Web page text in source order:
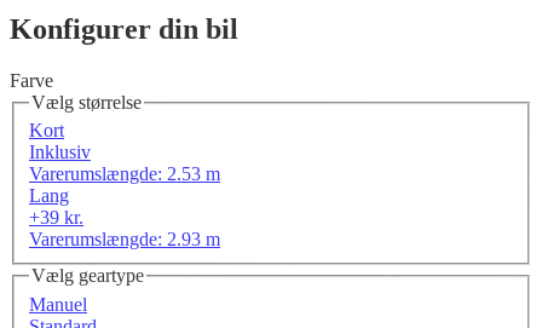
Konfigurer din bil
Farve
Vælg størrelse
Kort
Inklusiv
Varerumslængde: 2.53 m
Lang
+39 kr.
Varerumslængde: 2.93 m
Vælg geartype
Manuel